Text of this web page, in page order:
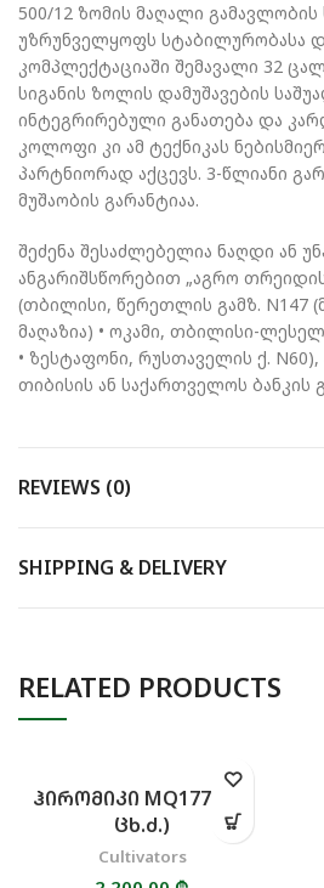
500/12 ზომის მაღალი
უზრუნველყოფს სტაბილურობასა
კომპლექტაციაში შემავალი 32
სიგანის ზოლის დამუშავების
ინტეგრირებული განათება და
კოლოფი კი ამ ტექნიკას
პარტნიორად აქცევს. 3-წლიანი
მუშაობის გარანტიაა.
შეძენა შესაძლებელია ნაღდი ან
ანგარიშსწორებით „აგრო
(თბილისი, წერეთლის გამზ. N147
მაღაზია) • ოკამი, თბილისი-
• ზესტაფონი, რუსთაველის ქ.
თიბისის ან საქართველოს ბანკის
REVIEWS (0)
SHIPPING & DELIVERY
RELATED PRODUCTS
ᲰᲘᲠᲝᲛᲘᲙᲘ MQ177-4 (9
ᲪᲮ.Ძ.)
Cultivators